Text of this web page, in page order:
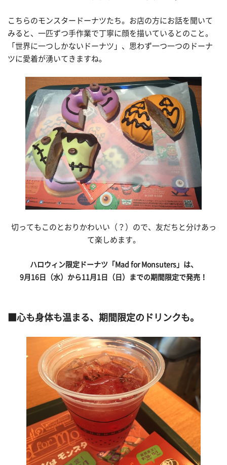
こちらのモンスタードーナツたち。お店の方にお話を聞いて
みると、一匹ずつ手作業で丁寧に顔を描いているとのこと。
「世界に一つしかないドーナツ」、思わず一つ一つのドーナ
ツに愛着が湧いてきますね。
切ってもこのとおりかわいい（？）ので、友だちと分けあっ
て楽しめます。
ハロウィン限定ドーナツ「Mad for Monsuters」は、
9月16 日（水）から11 月1 日（日）までの期間限定で発売！
■心も身体も温まる、期間限定のドリンクも。